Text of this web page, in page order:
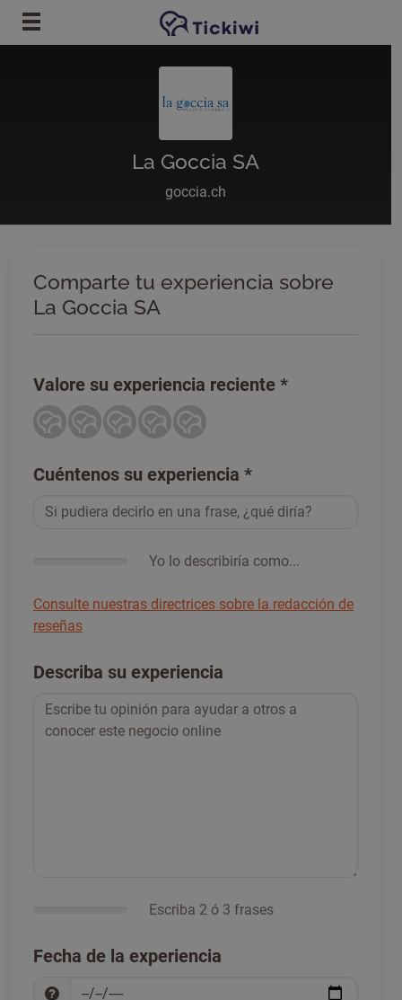
Ir al contenido principal
La Goccia SA
goccia.ch
Comparte tu experiencia sobre
La Goccia SA
Valore su experiencia reciente *
Cuéntenos su experiencia *
Yo lo describiría como...
Consulte nuestras directrices sobre la redacción de
reseñas
Describa su experiencia
Escriba 2 ó 3 frases
Fecha de la experiencia